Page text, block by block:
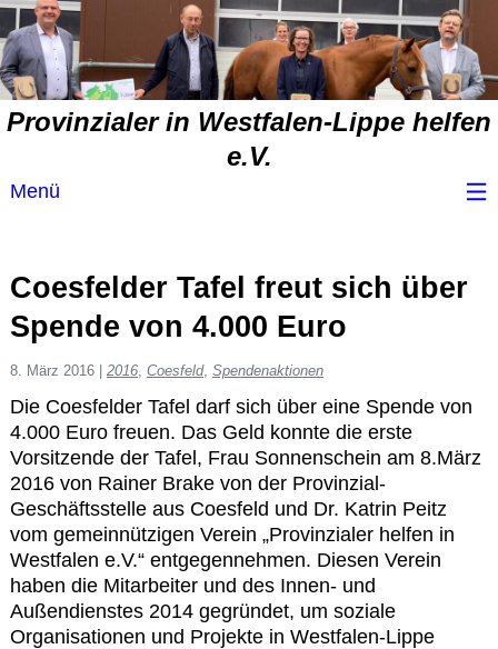
Provinzialer in Westfalen-Lippe helfen
e.V.
Menü
Service
Spendenvorschlag
Spendenübersicht
Kontakt
Coesfelder Tafel freut sich über
Spende von 4.000 Euro
8. März 2016 | 2016 Coesfeld, Spendenaktionen
Die Coesfelder Tafel darf sich über eine Spende von
4.000 Euro freuen. Das Geld konnte die erste
Vorsitzende der Tafel, Frau Sonnenschein am 8.März
2016 von Rainer Brake von der Provinzial-
Geschäftsstelle aus Coesfeld und Dr. Katrin Peitz
vom gemeinnützigen Verein „Provinzialer helfen in
Westfalen e.V.“ entgegennehmen. Diesen Verein
haben die Mitarbeiter und des Innen- und
Außendienstes 2014 gegründet, um soziale
Organisationen und Projekte in Westfalen-Lippe